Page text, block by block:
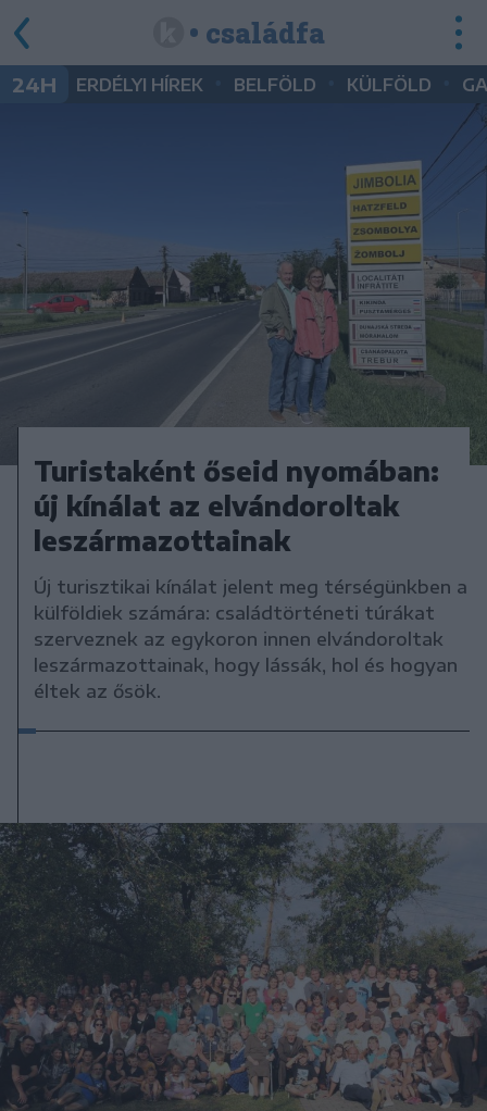
• családfa
24H ERDÉLYI HÍREK BELFÖLD KÜLFÖLD
Turistaként őseid nyomában:
új kínálat az elvándoroltak
leszármazottainak
Új turisztikai kínálat jelent meg térségünkben a
külföldiek számára: családtörténeti túrákat
szerveznek az egykoron innen elvándoroltak
leszármazottainak, hogy lássák, hol és hogyan
éltek az ősök.